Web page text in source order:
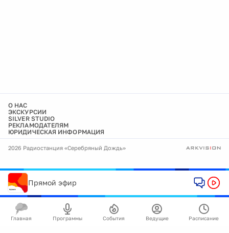
О НАС
ЭКСКУРСИИ
SILVER STUDIO
РЕКЛАМОДАТЕЛЯМ
ЮРИДИЧЕСКАЯ ИНФОРМАЦИЯ
2026 Радиостанция «Серебряный Дождь»
Прямой эфир
Главная Программы События Ведущие Расписание